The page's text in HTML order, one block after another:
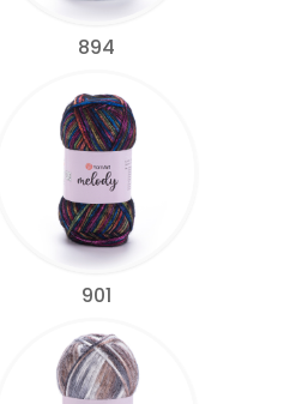
894
901